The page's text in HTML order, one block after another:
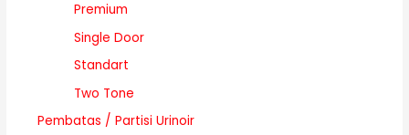
Premium
Single Door
Standart
Two Tone
Pembatas / Partisi Urinoir